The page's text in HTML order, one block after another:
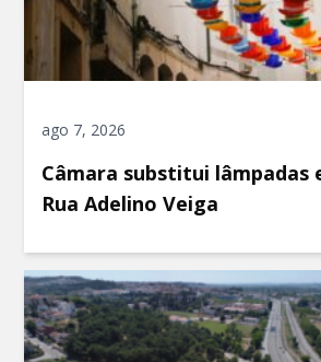
ago 7, 2026
Câmara substitui lâmpadas
Rua Adelino Veiga